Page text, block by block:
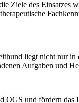
Ziele des Einsatzes
liegt nicht nur in
Aufgaben und
und fördern das